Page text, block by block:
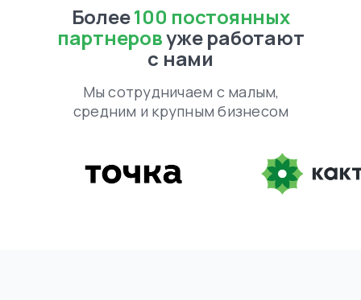
Более100 постоянных
партнеровуже работают
с нами
Мы сотрудничаем с малым,
средним и крупным бизнесом
Аудитор SKU 360
Внешняя аналитика WB
Управление ценой
Внешняя реклама